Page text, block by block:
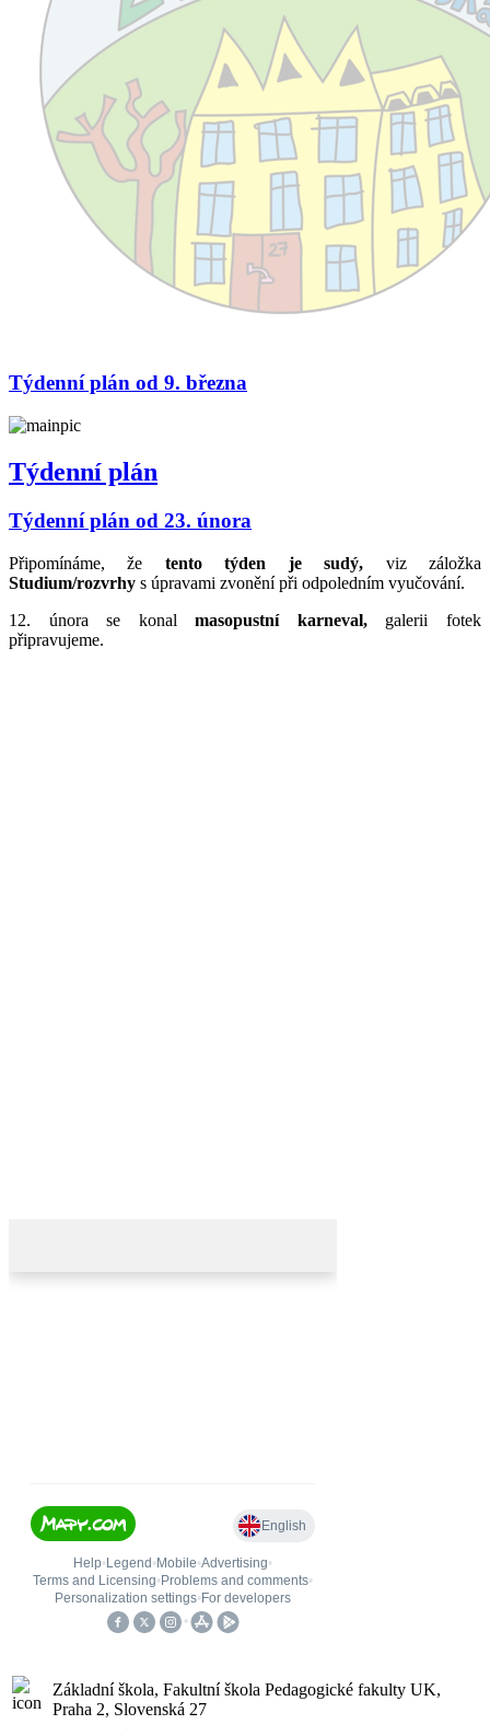
Týdenní plán od 9. března
Týdenní plán
Týdenní plán od 23. února
Připomínáme, že tento týden je sudý, viz záložka
Studium/rozvrhy s úpravami zvonění při odpoledním vyučování.
12. února se konalmasopustní karneval,galerii fotek
připravujeme.
Základní škola, Fakultní škola Pedagogické fakulty UK,
Praha 2, Slovenská 27